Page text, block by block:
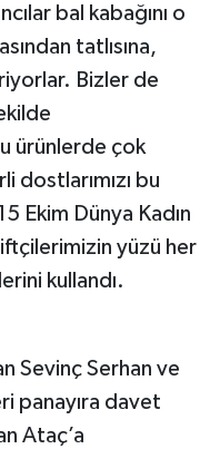
bal kabağını o
tatlısına,
Bizler de
ürünlerde çok
dostlarımızı bu
Ekim Dünya Kadın
yüzü her
kullandı.
Sevinç Serhan ve
panayıra davet
Ataç’a